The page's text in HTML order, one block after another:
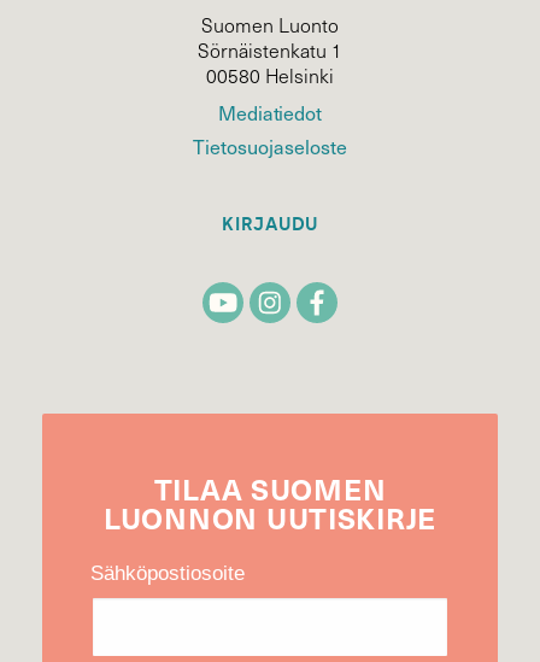
Suomen Luonto
Sörnäistenkatu 1
00580 Helsinki
Mediatiedot
Tietosuojaseloste
KIRJAUDU
TILAA SUOMEN
LUONNON UUTIS­KIRJE
Sähköpostiosoite